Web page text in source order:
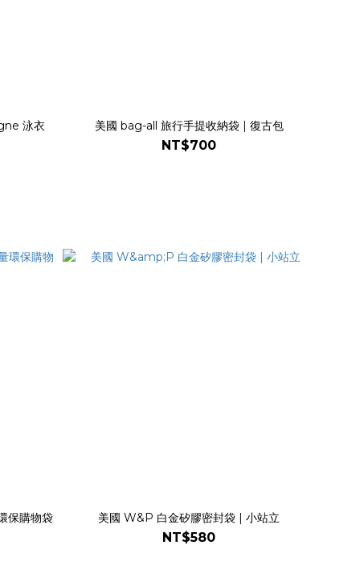
泳衣 美國 bag-all 旅行手提收納袋 | 復古包
NT$700
保購物袋 美國 W&P 白金矽膠密封袋 | 小站立
NT$580